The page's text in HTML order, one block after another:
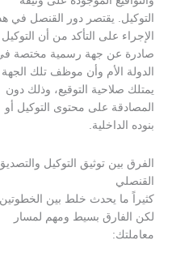
يقتصر دور القنصل في هذا
على التأكد من أن التوكيل
جهة رسمية مختصة في
وأن موظف تلك الجهة
التوقيع، وذلك دون
على محتوى التوكيل أو
.
توثيق التوكيل والتصديق
يحدث خلط بين الخطوتين،
بسيط ومهم لمسار
دبي
عقود
في